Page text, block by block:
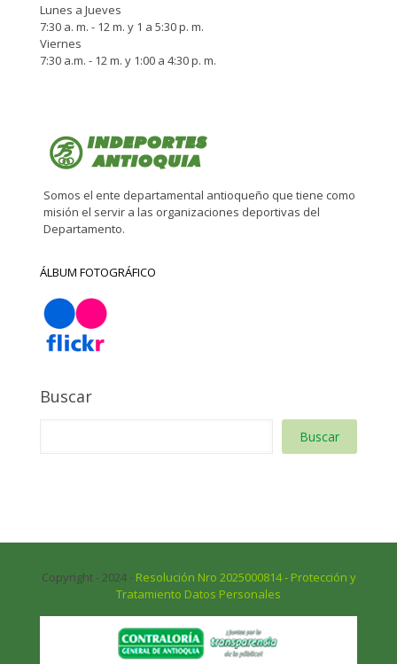
Lunes a Jueves
7:30 a. m. - 12 m. y 1 a 5:30 p. m.
Viernes
7:30 a.m. - 12 m. y 1:00 a 4:30 p. m.
Somos el ente departamental antioqueño que tiene como
misión el servir a las organizaciones deportivas del
Departamento.
ÁLBUM FOTOGRÁFICO
Buscar
Buscar
Copyright - 2024 - Resolución Nro 2025000814 - Protección y
Tratamiento Datos Personales